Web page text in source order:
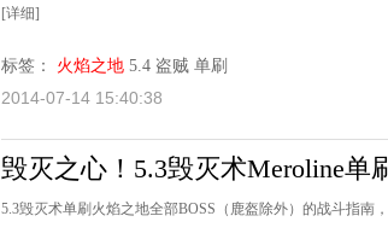
[详细]
标签： 火焰之地 5.4 盗贼 单刷
2014-07-14 15:40:38
毁灭之心！5.3毁灭术Meroline单
5.3毁灭术单刷火焰之地全部BOSS（鹿盔除外）的战斗指南